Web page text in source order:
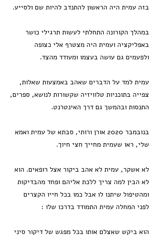
בזה עמית היה הראשון להתנדב להיות שם ולסייע.
במהלך הקורונה התחלתי לעשות תרגילי כושר
באפליקציה ועמית היה מצטרף אלי כצופה
ולפעמים גם עושה בעצמו ומעודד מהצד.
עמית למד על הדברים שאהב באמצעות שאלות,
צפייה בתוכניות טלוויזיה שקשורות לנושא, ספרים,
התנסות ובהמשך גם דרך האינטרנט.
בנובמבר 2020 אורן ורותי, סבתא של עמית ואמא
שלי, ראו שעמית מחייך חצי חיוך.
לא אשקר, עמית לא אהב ביקור אצל רופאים. הוא
לא הבין למה צריך ללכת אליהם ופחד מהבדיקות
ומהטיפול שיתנו לו אבל כמו בכל חייו הקצרים
לפני המחלה עמית התמודד בדרכו שלו :
הוא ביקש שאצלם אותו בכל מפגש של דיקור סיני